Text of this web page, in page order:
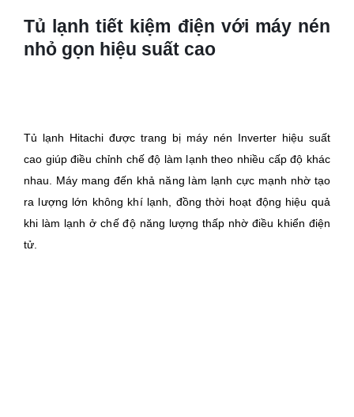
Tủ lạnh tiết kiệm điện với máy nén
nhỏ gọn hiệu suất cao
Tủ lạnh Hitachi được trang bị máy nén Inverter hiệu suất
cao giúp điều chỉnh chế độ làm lạnh theo nhiều cấp độ khác
nhau. Máy mang đến khả năng làm lạnh cực mạnh nhờ tạo
ra lượng lớn không khí lạnh, đồng thời hoạt động hiệu quả
khi làm lạnh ở chế độ năng lượng thấp nhờ điều khiển điện
tử.